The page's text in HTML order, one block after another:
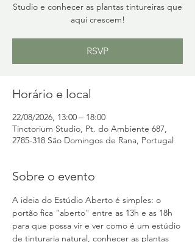
Studio e conhecer as plantas tintureiras que
aqui crescem!
RSVP
Horário e local
22/08/2026, 13:00 – 18:00
Tinctorium Studio, Pt. do Ambiente 687,
2785-318 São Domingos de Rana, Portugal
Sobre o evento
A ideia do Estúdio Aberto é simples: o
portão fica "aberto" entre as 13h e as 18h
para que possa vir e ver como é um estúdio
de tinturaria natural, conhecer as plantas